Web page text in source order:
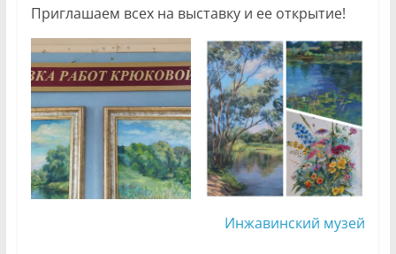
Приглашаем всех на выставку и ее открытие!
Инжавинский музей